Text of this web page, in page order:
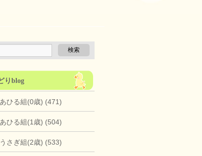
りblog
あひる組(0歳) (471)
あひる組(1歳) (504)
うさぎ組(2歳) (533)